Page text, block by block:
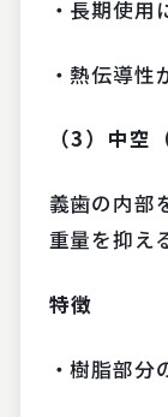
・長期使用
・熱伝導性
（3）中空
義歯の内部
重量を抑え
特徴
・樹脂部